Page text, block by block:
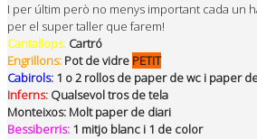
I per últim però no menys important cada un
per el super taller que farem!
Cantallops: Cartró
Engrillons: Pot de vidre PETIT
Cabirols: 1 o 2 rollos de paper de wc i paper
Inferns: Qualsevol tros de tela
Monteixos: Molt paper de diari
Bessiberris: 1 mitjo blanc i 1 de color